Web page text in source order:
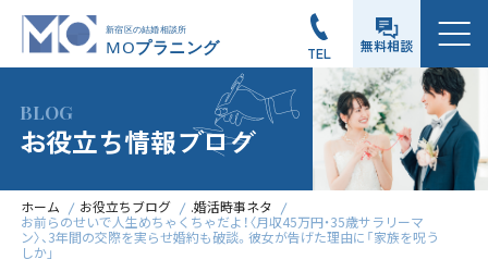
TEL 無料相談
メニュー
BLOG
お役立ち情報ブログ
ホーム お役立ちブログ
.婚活時事ネタ
お前らのせいで人生めちゃくちゃだよ！〈月収45万円・35歳サラリーマ
ン〉、3年間の交際を実らせ婚約も破談。彼女が告げた理由に「家族を呪う
しか」